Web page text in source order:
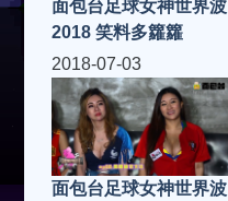
面包台足球女神世界波
2018 笑料多籮籮
2018-07-03
面包台足球女神世界波